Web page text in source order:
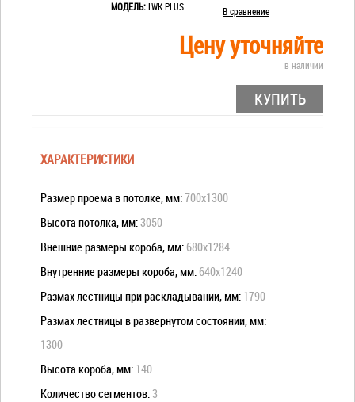
МОДЕЛЬ: LWK PLUS В сравнение
Цену уточняйте
в наличии
КУПИТЬ
ХАРАКТЕРИСТИКИ
Размер проема в потолке, мм:700x1300
Высота потолка, мм:3050
Внешние размеры короба, мм: 680x1284
Внутренние размеры короба, мм: 640x1240
Размах лестницы при раскладывании, мм: 1790
Размах лестницы в развернутом состоянии, мм:
1300
Высота короба, мм: 140
Количество сегментов:3